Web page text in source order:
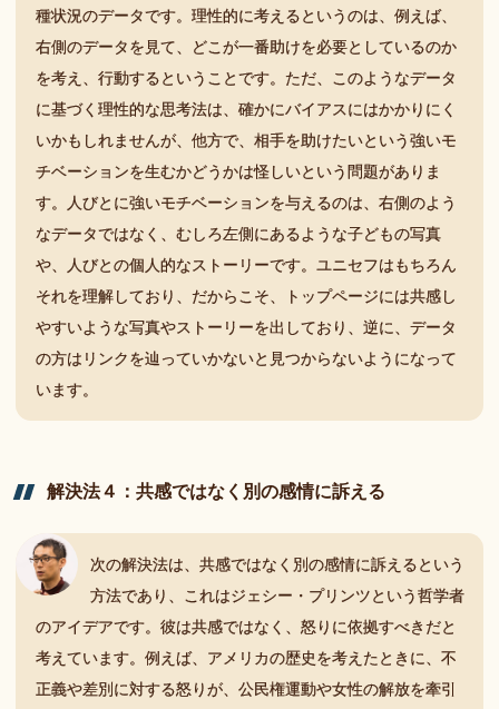
種状況のデータです。理性的に考えるというのは、例えば、
右側のデータを見て、どこが一番助けを必要としているのか
を考え、行動するということです。ただ、このようなデータ
に基づく理性的な思考法は、確かにバイアスにはかかりにく
いかもしれませんが、他方で、相手を助けたいという強いモ
チベーションを生むかどうかは怪しいという問題がありま
す。人びとに強いモチベーションを与えるのは、右側のよう
なデータではなく、むしろ左側にあるような子どもの写真
や、人びとの個人的なストーリーです。ユニセフはもちろん
それを理解しており、だからこそ、トップページには共感し
やすいような写真やストーリーを出しており、逆に、データ
の方はリンクを辿っていかないと見つからないようになって
います。
解決法４： 共感ではなく 別の感情に訴える
次の解決法は、共感ではなく別の感情に訴えるという
方法であり、これはジェシー・プリンツという哲学者
のアイデアです。彼は共感ではなく、怒りに依拠すべきだと
考えています。例えば、アメリカの歴史を考えたときに、不
正義や差別に対する怒りが、公民権運動や女性の解放を牽引